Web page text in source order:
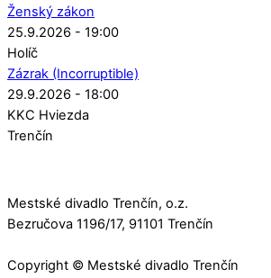
Ženský zákon
25.9.2026 - 19:00
Holíč
Zázrak (Incorruptible)
29.9.2026 - 18:00
KKC Hviezda
Trenčín
Mestské divadlo Trenčín, o.z.
Bezručova 1196/17, 91101 Trenčín
Copyright © Mestské divadlo Trenčín